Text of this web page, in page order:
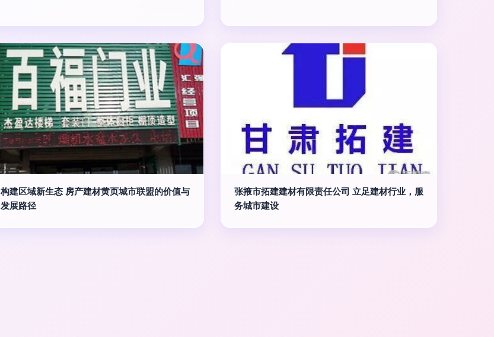
构建区域新生态 房产建材黄页城市联盟的价值与
发展路径
张掖市拓建建材有限责任公司 立足建材行业，服
务城市建设